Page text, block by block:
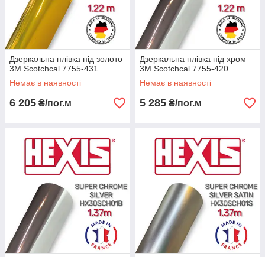
Дзеркальна плівка під золото
3М Scotchcal 7755-431
Немає в наявності
6 205 ₴/пог.м
Дзеркальна плівка під хром
3М Scotchcal 7755-420
Немає в наявності
5 285 ₴/пог.м